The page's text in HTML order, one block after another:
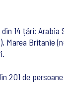
14 țări: Arabia
Britanie
de